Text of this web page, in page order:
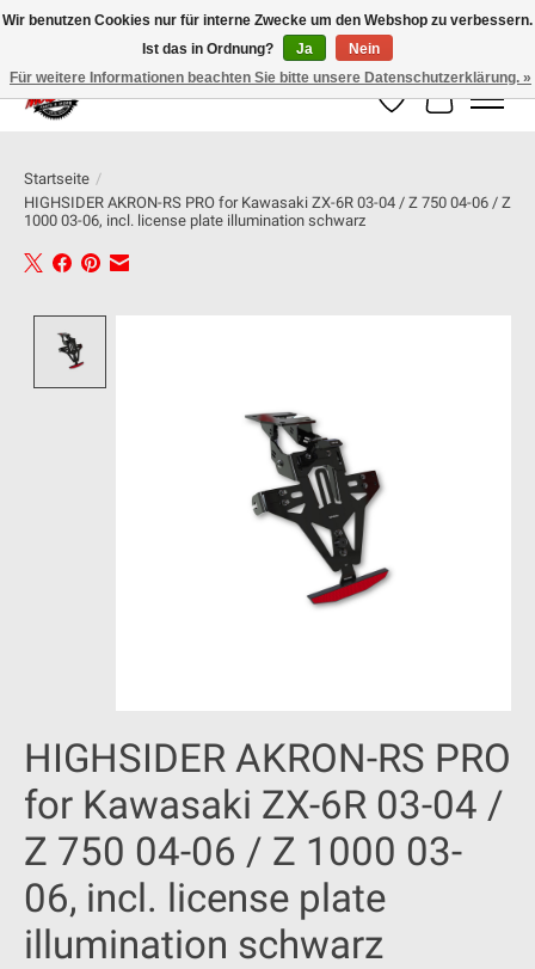
100% schweizer Onlineshop für Dein Motorrad
Wunschzettel
Ihr
Startseite /
HIGHSIDER AKRON-RS PRO for Kawasaki ZX-6R 03-04 / Z 750 04-06 / Z
1000 03-06, incl. license plate illumination schwarz
HIGHSIDER AKRON-RS PRO
for Kawasaki ZX-6R 03-04 /
Z 750 04-06 / Z 1000 03-
06, incl. license plate
illumination schwarz
Wir benutzen Cookies nur für interne Zwecke um den Webshop zu verbessern.
Ist das in Ordnung?
Ja
Nein
Für weitere Informationen beachten Sie bitte unsere Datenschutzerklärung. »